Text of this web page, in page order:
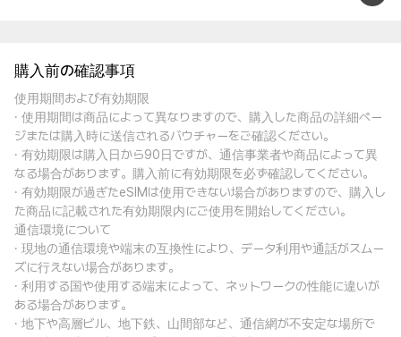
購入前の確認事項
使用期間および有効期限
· 使用期間は商品によって異なりますので、購入した商品の詳細ペー
ジまたは購入時に送信されるバウチャーをご確認ください。
· 有効期限は購入日から90日ですが、通信事業者や商品によって異
なる場合があります。購入前に有効期限を必ず確認してください。
· 有効期限が過ぎたeSIMは使用できない場合がありますので、購入し
た商品に記載された有効期限内にご使用を開始してください。
通信環境について
· 現地の通信環境や端末の互換性により、データ利用や通話がスムー
ズに行えない場合があります。
· 利用する国や使用する端末によって、ネットワークの性能に違いが
ある場合があります。
· 地下や高層ビル、地下鉄、山間部など、通信網が不安定な場所で